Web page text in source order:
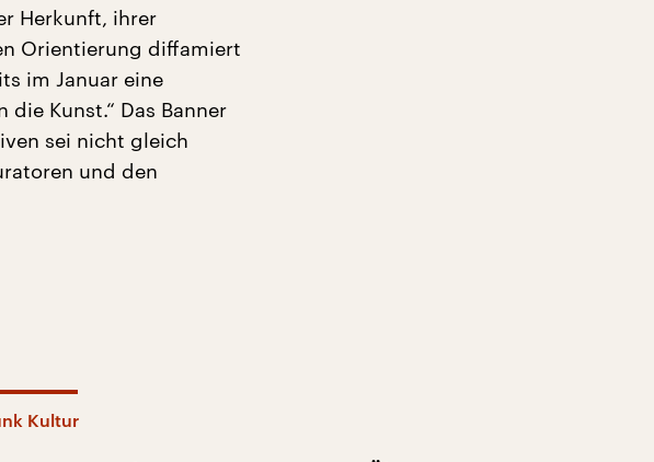
Herkunft, ihrer
Orientierung diffamiert
im Januar eine
Kunst.“ Das Banner
sei nicht gleich
und den
Kultur